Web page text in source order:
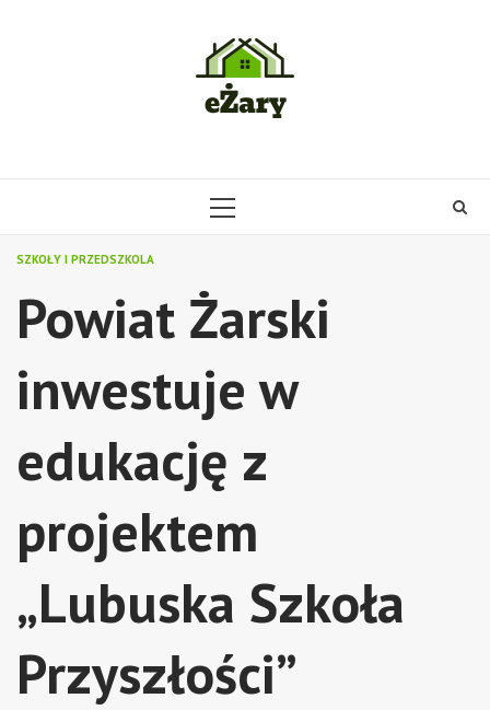
PRIMARY
SZKOŁY I PRZEDSZKOLA
Powiat Żarski
inwestuje w
edukację z
projektem
„Lubuska Szkoła
Przyszłości”